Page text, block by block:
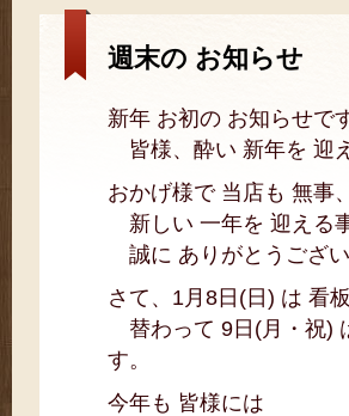
週末の お知らせ
新年 お初の お知らせで
皆様、酔い 新年を 迎
おかげ様で 当店も 無事
新しい 一年を 迎える
誠に ありがとうござい
さて、1月8日(日) は 看
替わって 9日(月・祝)
す。
今年も 皆様には